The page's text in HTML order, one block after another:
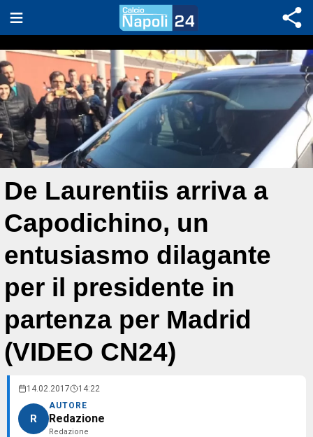
De Laurentiis arriva a
Capodichino, un
entusiasmo dilagante
per il presidente in
partenza per Madrid
(VIDEO CN24)
14.02.2017 14:22
R
AUTORE
Redazione
Redazione